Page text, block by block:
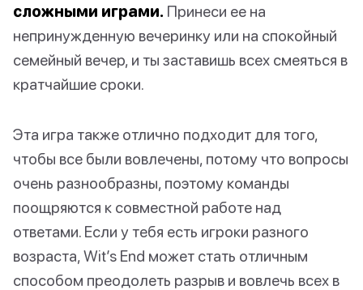
сложными играми. Принеси ее на
непринужденную вечеринку или на спокойный
семейный вечер, и ты заставишь всех смеяться в
кратчайшие сроки.
Эта игра также отлично подходит для того,
чтобы все были вовлечены, потому что вопросы
очень разнообразны, поэтому команды
поощряются к совместной работе над
ответами. Если у тебя есть игроки разного
возраста, Wit’s End может стать отличным
способом преодолеть разрыв и вовлечь всех в